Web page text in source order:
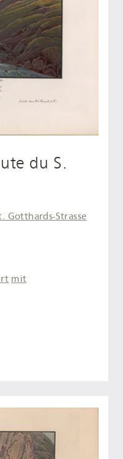
du S.
Gotthards-Strasse
mit